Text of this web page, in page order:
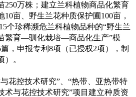
250万株；建立兰科植物商品化繁育
亩、野生兰花种质保护圃100亩，
个珍稀濒危兰科植物品种的“野生兰
育—驯化栽培—商品化生产”模
，申报专利8项（已授权2项），制
。
花控技术研究”、“热带、亚热带特
术与花控技术研究”项目建立种质资